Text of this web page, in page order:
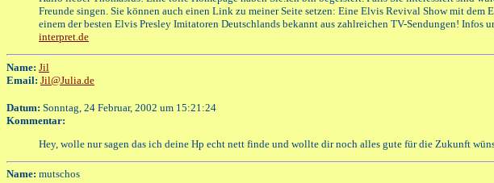
Freunde singen. Sie können auch einen Link zu meiner Seite setzen: Eine Elvis Revival Show mit
einem der besten Elvis Presley Imitatoren Deutschlands bekannt aus zahlreichen TV-Sendungen! Infos
interpret.de
Name: Jil
Email: Jil@Julia.de
Datum: Sonntag, 24 Februar, 2002 um 15:21:24
Kommentar:
Hey, wolle nur sagen das ich deine Hp echt nett finde und wollte dir noch alles gute für die Zukunft
Name: mutschos